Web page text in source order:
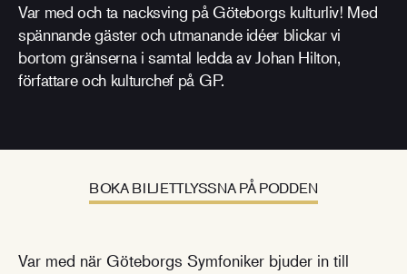
Var med och ta nacksving på Göteborgs kulturliv! Med
spännande gäster och utmanande idéer blickar vi
bortom gränserna i samtal ledda av Johan Hilton,
författare och kulturchef på GP.
BOKA BILJETTLYSSNA PÅ PODDEN
Var med när Göteborgs Symfoniker bjuder in till